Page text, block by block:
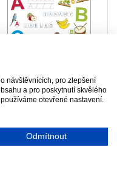
- Hůlková písmena
(VÝPRODEJ)
návštěvnících, pro zlepšení
a pro poskytnutí skvělého
otevřené nastavení.
Odmítnout